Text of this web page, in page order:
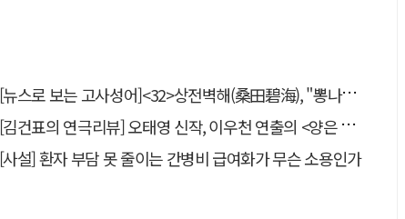
[뉴스로 보는 고사성어]<32>상전벽해(桑田碧海), "뽕나무밭이 푸른 바다가 되었다."
[김건표의 연극리뷰] 오태영 신작, 이우천 연출의 <양은 양순하다>"국민을 온순한 양으로 길들이는 전체주의적 정치의 알레고리"
[사설] 환자 부담 못 줄이는 간병비 급여화가 무슨 소용인가